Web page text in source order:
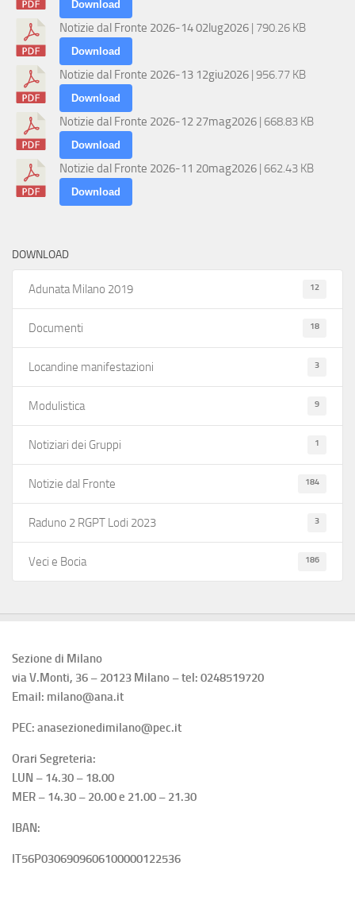
Download
Notizie dal Fronte 2026-14 02lug2026 | 790.26 KB
Download
Notizie dal Fronte 2026-13 12giu2026 | 956.77 KB
Download
Notizie dal Fronte 2026-12 27mag2026 | 668.83 KB
Download
Notizie dal Fronte 2026-11 20mag2026 | 662.43 KB
Download
DOWNLOAD
Adunata Milano 2019 12
Documenti 18
Locandine manifestazioni 3
Modulistica 9
Notiziari dei Gruppi 1
Notizie dal Fronte 184
Raduno 2 RGPT Lodi 2023 3
Veci e Bocia 186
Sezione di Milano
via V.Monti, 36 – 20123 Milano – tel: 0248519720
Email: milano@ana.it
PEC: anasezionedimilano@pec.it
Orari Segreteria:
LUN – 14.30 – 18.00
MER – 14.30 – 20.00 e 21.00 – 21.30
IBAN:
IT56P0306909606100000122536